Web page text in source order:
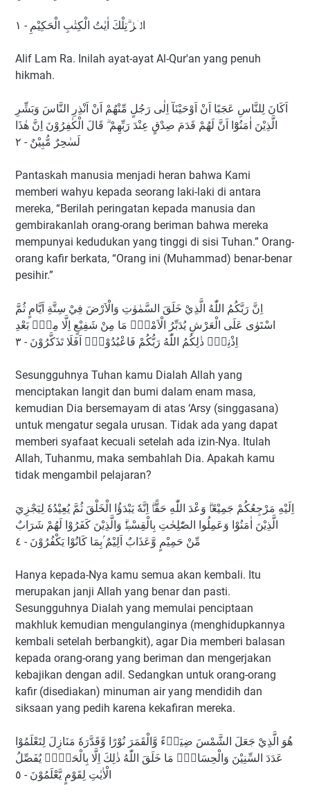
الۤرٰ ۗتِلْكَ اٰيٰتُ الْكِتٰبِ الْحَكِيْمِ - ١
Alif Lam Ra. Inilah ayat-ayat Al-Qur'an yang penuh
hikmah.
اَكَانَ لِلنَّاسِ عَجَبًا اَنْ اَوْحَيْنَآ اِلٰى رَجُلٍ مِّنْهُمْ اَنْ اَنْذِرِ النَّاسَ وَبَشِّرِ
الَّذِيْنَ اٰمَنُوْٓا اَنَّ لَهُمْ قَدَمَ صِدْقٍ عِنْدَ رَبِّهِمْ ۗ قَالَ الْكٰفِرُوْنَ اِنَّ هٰذَا
لَسٰحِرٌ مُّبِيْنٌ - ٢
Pantaskah manusia menjadi heran bahwa Kami
memberi wahyu kepada seorang laki-laki di antara
mereka, “Berilah peringatan kepada manusia dan
gembirakanlah orang-orang beriman bahwa mereka
mempunyai kedudukan yang tinggi di sisi Tuhan.” Orang-
orang kafir berkata, “Orang ini (Muhammad) benar-benar
pesihir.”
اِنَّ رَبَّكُمُ اللّٰهُ الَّذِيْ خَلَقَ السَّمٰوٰتِ وَالْاَرْضَ فِيْ سِتَّةِ اَيَّامٍ ثُمَّ
اسْتَوٰى عَلَى الْعَرْشِ يُدَبِّرُ الْاَمْرَۗ مَا مِنْ شَفِيْعٍ اِلَّا مِنْۢ بَعْدِ
اِذْنِهٖۗ ذٰلِكُمُ اللّٰهُ رَبُّكُمْ فَاعْبُدُوْهُۗ اَفَلَا تَذَكَّرُوْنَ - ٣
Sesungguhnya Tuhan kamu Dialah Allah yang
menciptakan langit dan bumi dalam enam masa,
kemudian Dia bersemayam di atas ‘Arsy (singgasana)
untuk mengatur segala urusan. Tidak ada yang dapat
memberi syafaat kecuali setelah ada izin-Nya. Itulah
Allah, Tuhanmu, maka sembahlah Dia. Apakah kamu
tidak mengambil pelajaran?
اِلَيْهِ مَرْجِعُكُمْ جَمِيْعًاۗ وَعْدَ اللّٰهِ حَقًّاۗ اِنَّهٗ يَبْدَؤُا الْخَلْقَ ثُمَّ يُعِيْدُهٗ لِيَجْزِيَ
الَّذِيْنَ اٰمَنُوْا وَعَمِلُوا الصّٰلِحٰتِ بِالْقِسْطِۗ وَالَّذِيْنَ كَفَرُوْا لَهُمْ شَرَابٌ
مِّنْ حَمِيْمٍ وَّعَذَابٌ اَلِيْمٌ ۢبِمَا كَانُوْا يَكْفُرُوْنَ - ٤
Hanya kepada-Nya kamu semua akan kembali. Itu
merupakan janji Allah yang benar dan pasti.
Sesungguhnya Dialah yang memulai penciptaan
makhluk kemudian mengulanginya (menghidupkannya
kembali setelah berbangkit), agar Dia memberi balasan
kepada orang-orang yang beriman dan mengerjakan
kebajikan dengan adil. Sedangkan untuk orang-orang
kafir (disediakan) minuman air yang mendidih dan
siksaan yang pedih karena kekafiran mereka.
هُوَ الَّذِيْ جَعَلَ الشَّمْسَ ضِيَاۤءً وَّالْقَمَرَ نُوْرًا وَّقَدَّرَهٗ مَنَازِلَ لِتَعْلَمُوْا
عَدَدَ السِّنِيْنَ وَالْحِسَابَۗ مَا خَلَقَ اللّٰهُ ذٰلِكَ اِلَّا بِالْحَقِّۗ يُفَصِّلُ
الْاٰيٰتِ لِقَوْمٍ يَّعْلَمُوْنَ - ٥